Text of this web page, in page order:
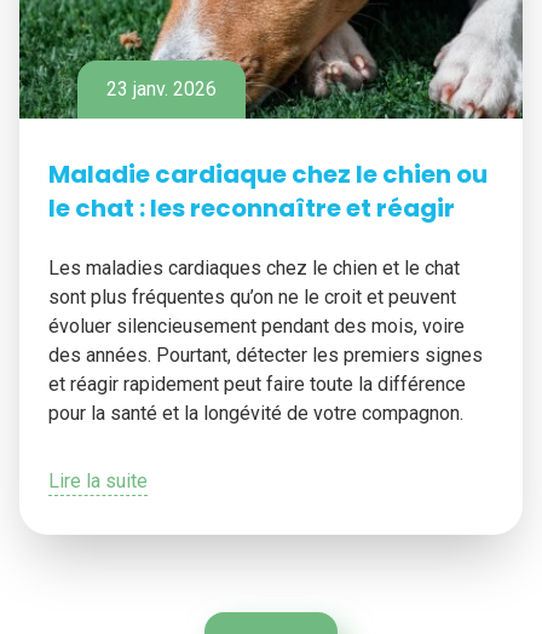
23 janv. 2026
Maladie cardiaque chez le chien ou
le chat : les reconnaître et réagir
Les maladies cardiaques chez le chien et le chat
sont plus fréquentes qu’on ne le croit et peuvent
évoluer silencieusement pendant des mois, voire
des années. Pourtant, détecter les premiers signes
et réagir rapidement peut faire toute la différence
pour la santé et la longévité de votre compagnon.
Lire la suite